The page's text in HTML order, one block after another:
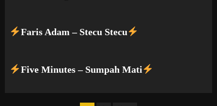
Faris Adam – Stecu Stecu
Five Minutes – Sumpah Mati